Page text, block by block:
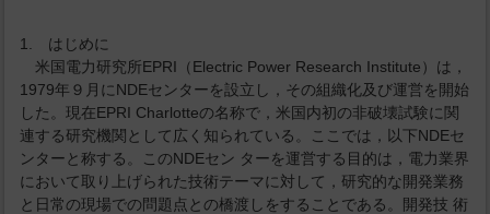
1. はじめに
米国電力研究所EPRI（Electric Power Research Institute）は，
1979年９月にNDEセンターを設立し，その組織化及び運営を開始
した。現在EPRI Charlotteの名称で，米国内初の非破壊試験に関
連する研究機関として広く知られている。ここでは，以下NDEセ
ンターと称する。このNDEセン ターを運営する目的は，電力業界
において取り上げられた技術テーマに対して，研究的な開発業務
と日常の現場での問題点との橋渡しをすることである。開発技 術